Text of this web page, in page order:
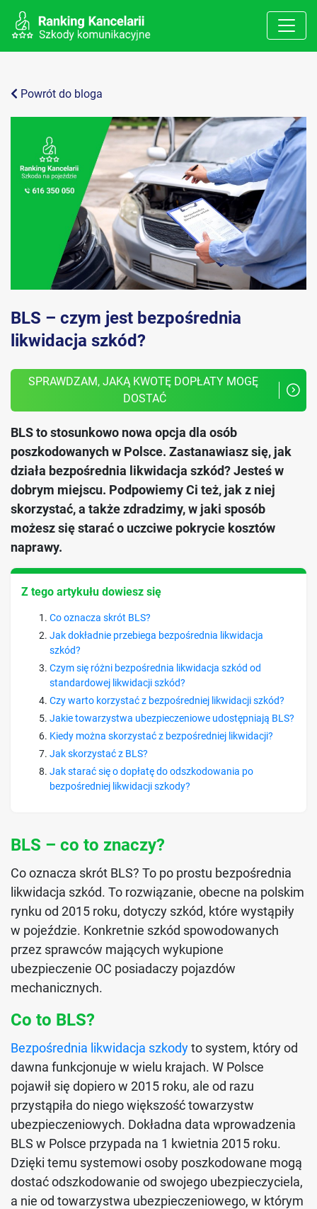
Powrót do bloga
BLS – czym jest bezpośrednia
likwidacja szkód?
SPRAWDZAM, JAKĄ KWOTĘ DOPŁATY MOGĘ
DOSTAĆ
BLS to stosunkowo nowa opcja dla osób
poszkodowanych w Polsce. Zastanawiasz się, jak
działa bezpośrednia likwidacja szkód? Jesteś w
dobrym miejscu. Podpowiemy Ci też, jak z niej
skorzystać, a także zdradzimy, w jaki sposób
możesz się starać o uczciwe pokrycie kosztów
naprawy.
Z tego artykułu dowiesz się
Co oznacza skrót BLS?
Jak dokładnie przebiega bezpośrednia likwidacja
szkód?
Czym się różni bezpośrednia likwidacja szkód od
standardowej likwidacji szkód?
Czy warto korzystać z bezpośredniej likwidacji szkód?
Jakie towarzystwa ubezpieczeniowe udostępniają BLS?
Kiedy można skorzystać z bezpośredniej likwidacji?
Jak skorzystać z BLS?
Jak starać się o dopłatę do odszkodowania po
bezpośredniej likwidacji szkody?
BLS – co to znaczy?
Co oznacza skrót BLS? To po prostu bezpośrednia
likwidacja szkód. To rozwiązanie, obecne na polskim
rynku od 2015 roku, dotyczy szkód, które wystąpiły
w pojeździe. Konkretnie szkód spowodowanych
przez sprawców mających wykupione
ubezpieczenie OC posiadaczy pojazdów
mechanicznych.
Co to BLS?
Bezpośrednia likwidacja szkodyto system, który od
dawna funkcjonuje w wielu krajach. W Polsce
pojawił się dopiero w 2015 roku, ale od razu
przystąpiła do niego większość towarzystw
ubezpieczeniowych. Dokładna data wprowadzenia
BLS w Polsce przypada na 1 kwietnia 2015 roku.
Dzięki temu systemowi osoby poszkodowane mogą
dostać odszkodowanie od swojego ubezpieczyciela,
a nie od towarzystwa ubezpieczeniowego, w którym